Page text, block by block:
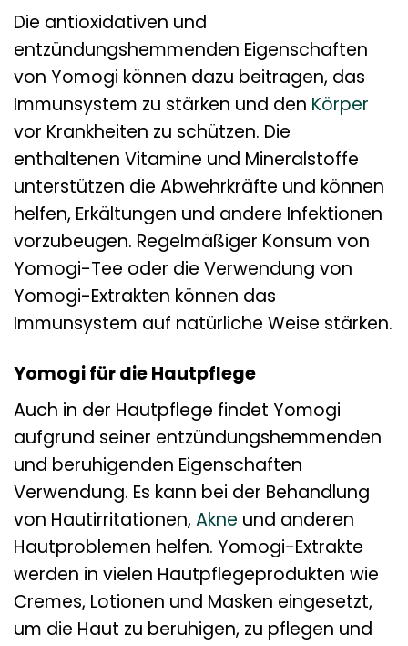
Die antioxidativen und
entzündungshemmenden Eigenschaften
von Yomogi können dazu beitragen, das
Immunsystem zu stärken und den Körper
vor Krankheiten zu schützen. Die
enthaltenen Vitamine und Mineralstoffe
unterstützen die Abwehrkräfte und können
helfen, Erkältungen und andere Infektionen
vorzubeugen. Regelmäßiger Konsum von
Yomogi-Tee oder die Verwendung von
Yomogi-Extrakten können das
Immunsystem auf natürliche Weise stärken.
Yomogi für die Hautpflege
Auch in der Hautpflege findet Yomogi
aufgrund seiner entzündungshemmenden
und beruhigenden Eigenschaften
Verwendung. Es kann bei der Behandlung
von Hautirritationen, Akne und anderen
Hautproblemen helfen. Yomogi-Extrakte
werden in vielen Hautpflegeprodukten wie
Cremes, Lotionen und Masken eingesetzt,
um die Haut zu beruhigen, zu pflegen und